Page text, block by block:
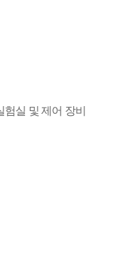
실 및 제어 장비